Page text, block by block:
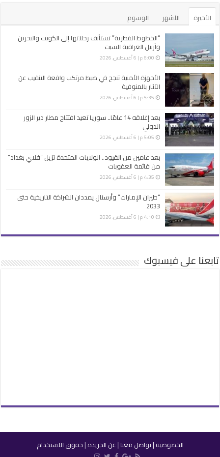
الأخيرة الأشهر
الوسوم
“الخطوط القطرية” تستأنف رحلاتها إلى الكويت والبحرين
وأربيل العراقية السبت
6:00 م | 6 أغسطس، 2026
الأجهزة الأمنية تنجح في ضبط مرتكب واقعة التنقيب عن
الآثار بالمنوفية
5:35 م | 6 أغسطس، 2026
بعد إغلاقه 14 عامًا.. سوريا تعيد افتتاح مطار دير الزور
الدولي
5:05 م | 6 أغسطس، 2026
بعد عامين من القيود.. الولايات المتحدة تزيل “فلاي بغداد”
من قائمة العقوبات
4:35 م | 6 أغسطس، 2026
“طيران الإمارات” وأرسنال يمددان الشراكة التاريخية حتى
2033
4:10 م | 6 أغسطس، 2026
تابعنا على فيسبوك
الخصوصية |تواصل معنا |عن الجريدة |حقوق الاستخدام